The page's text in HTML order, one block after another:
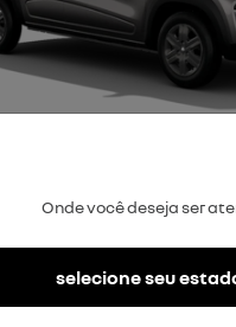
ver oferta